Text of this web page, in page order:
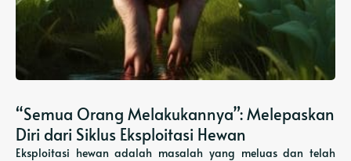
“Semua Orang Melakukannya”: Melepaskan
Diri dari Siklus Eksploitasi Hewan
Eksploitasi hewan adalah masalah yang meluas dan telah